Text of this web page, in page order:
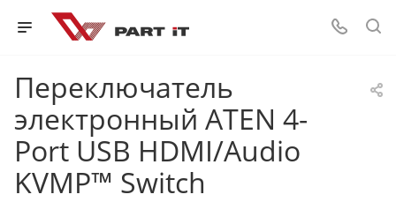
Переключатель
электронный ATEN 4-
Port USB HDMI/Audio
KVMP™ Switch